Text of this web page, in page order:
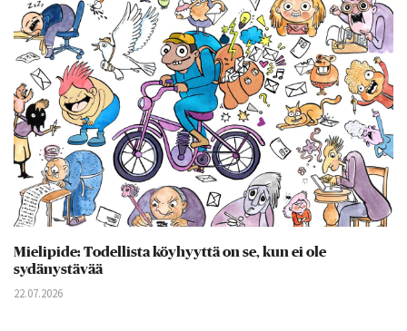
Mielipide: Todellista köyhyyttä on se, kun ei ole
sydänystävää
22.07.2026